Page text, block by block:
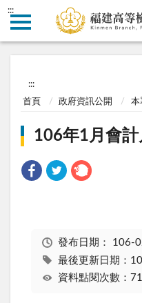
:::
:::
首頁 政府資訊公開 本
106年1月會計
發布日期： 106-
最後更新日期：
資料點閱次數：